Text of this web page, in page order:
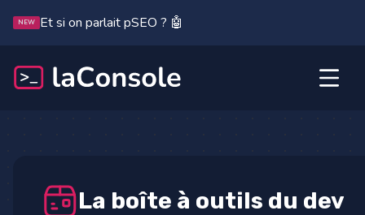
NEW Et si on parlait pSEO ? 🤖
La boîte à outils du dev